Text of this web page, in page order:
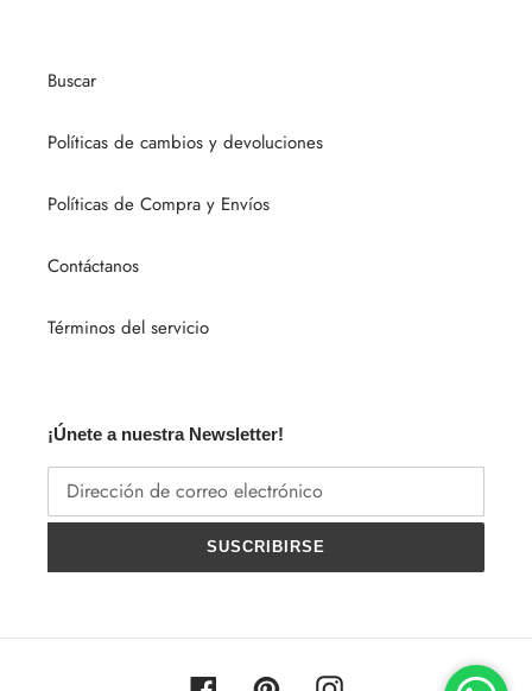
Buscar
Políticas de cambios y devoluciones
Políticas de Compra y Envíos
Contáctanos
Términos del servicio
¡Únete a nuestra Newsletter!
SUSCRIBIRSE